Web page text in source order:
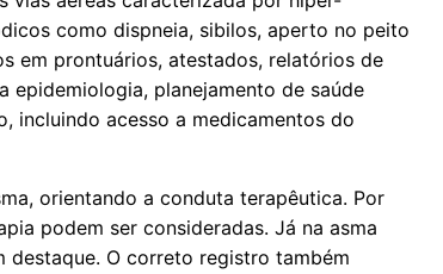
como dispneia, sibilos, aperto no peito
em prontuários, atestados, relatórios de
epidemiologia, planejamento de saúde
incluindo acesso a medicamentos do
orientando a conduta terapêutica. Por
podem ser consideradas. Já na asma
destaque. O correto registro também